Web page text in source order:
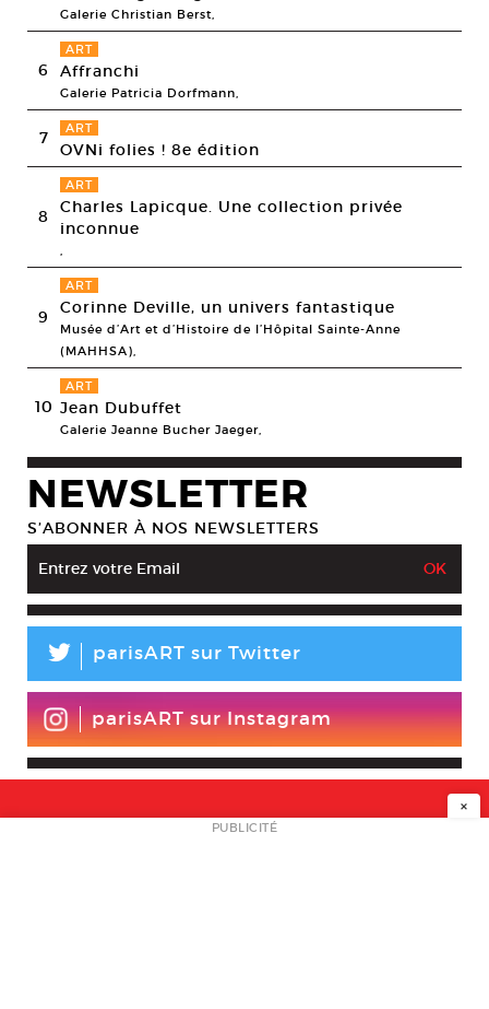
Galerie Christian Berst,
6
ART
Affranchi
Galerie Patricia Dorfmann,
7 ART
OVNi folies ! 8e édition
8
ART
Charles Lapicque. Une collection privée
inconnue
,
9
ART
Corinne Deville, un univers fantastique
Musée d’Art et d’Histoire de l’Hôpital Sainte-Anne
(MAHHSA),
10
ART
Jean Dubuffet
Galerie Jeanne Bucher Jaeger,
NEWSLETTER
S’ABONNER À NOS NEWSLETTERS
L parisART sur Twitter
parisART sur Instagram
NEWSLETTER
×
PUBLICITÉ